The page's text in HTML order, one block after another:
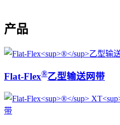
产品
Flat-Flex®乙型输送网带